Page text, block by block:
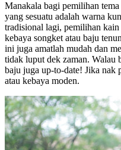
Manakala bagi pemilihan
yang sesuatu adalah warna
tradisional lagi, pemilihan
kebaya songket atau baju
ini juga amatlah mudah dan
tidak luput dek zaman. Walau
baju juga up-to-date! Jika nak
atau kebaya moden.